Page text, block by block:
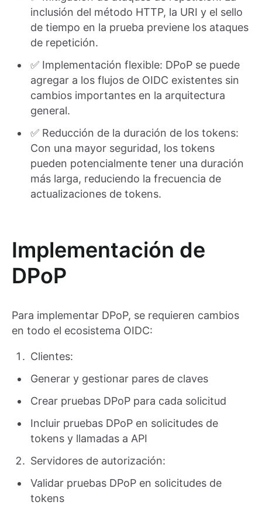
inclusión del método HTTP, la URI y el sello
de tiempo en la prueba previene los ataques
de repetición.
✅ Implementación flexible: DPoP se puede
agregar a los flujos de OIDC existentes sin
cambios importantes en la arquitectura
general.
✅ Reducción de la duración de los tokens:
Con una mayor seguridad, los tokens
pueden potencialmente tener una duración
más larga, reduciendo la frecuencia de
actualizaciones de tokens.
Implementación de
DPoP
Para implementar DPoP, se requieren cambios
en todo el ecosistema OIDC:
Clientes:
Generar y gestionar pares de claves
Crear pruebas DPoP para cada solicitud
Incluir pruebas DPoP en solicitudes de
tokens y llamadas a API
Servidores de autorización:
Validar pruebas DPoP en solicitudes de
tokens